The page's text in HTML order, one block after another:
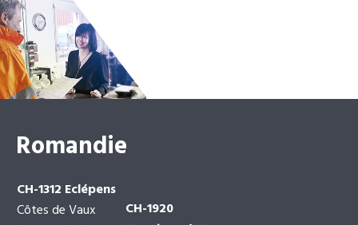
Romandie
CH-1312 Eclépens
Côtes de Vaux
CH-1920